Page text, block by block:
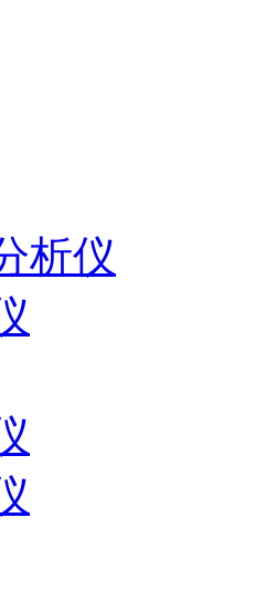
析仪